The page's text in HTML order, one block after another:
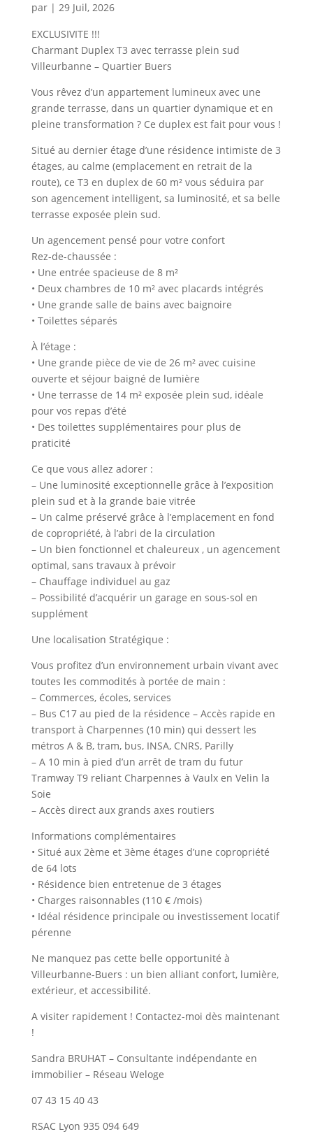
par | 29 Juil, 2026
EXCLUSIVITE !!!
Charmant Duplex T3 avec terrasse plein sud
Villeurbanne – Quartier Buers
Vous rêvez d’un appartement lumineux avec une
grande terrasse, dans un quartier dynamique et en
pleine transformation ? Ce duplex est fait pour vous !
Situé au dernier étage d’une résidence intimiste de 3
étages, au calme (emplacement en retrait de la
route), ce T3 en duplex de 60 m² vous séduira par
son agencement intelligent, sa luminosité, et sa belle
terrasse exposée plein sud.
Un agencement pensé pour votre confort
Rez-de-chaussée :
• Une entrée spacieuse de 8 m²
• Deux chambres de 10 m² avec placards intégrés
• Une grande salle de bains avec baignoire
• Toilettes séparés
À l’étage :
• Une grande pièce de vie de 26 m² avec cuisine
ouverte et séjour baigné de lumière
• Une terrasse de 14 m² exposée plein sud, idéale
pour vos repas d’été
• Des toilettes supplémentaires pour plus de
praticité
Ce que vous allez adorer :
– Une luminosité exceptionnelle grâce à l’exposition
plein sud et à la grande baie vitrée
– Un calme préservé grâce à l’emplacement en fond
de copropriété, à l’abri de la circulation
– Un bien fonctionnel et chaleureux , un agencement
optimal, sans travaux à prévoir
– Chauffage individuel au gaz
– Possibilité d’acquérir un garage en sous-sol en
supplément
Une localisation Stratégique :
Vous profitez d’un environnement urbain vivant avec
toutes les commodités à portée de main :
– Commerces, écoles, services
– Bus C17 au pied de la résidence – Accès rapide en
transport à Charpennes (10 min) qui dessert les
métros A & B, tram, bus, INSA, CNRS, Parilly
– A 10 min à pied d’un arrêt de tram du futur
Tramway T9 reliant Charpennes à Vaulx en Velin la
Soie
– Accès direct aux grands axes routiers
Informations complémentaires
• Situé aux 2ème et 3ème étages d’une copropriété
de 64 lots
• Résidence bien entretenue de 3 étages
• Charges raisonnables (110 € /mois)
• Idéal résidence principale ou investissement locatif
pérenne
Ne manquez pas cette belle opportunité à
Villeurbanne-Buers : un bien alliant confort, lumière,
extérieur, et accessibilité.
A visiter rapidement ! Contactez-moi dès maintenant
!
Sandra BRUHAT – Consultante indépendante en
immobilier – Réseau Weloge
07 43 15 40 43
RSAC Lyon 935 094 649